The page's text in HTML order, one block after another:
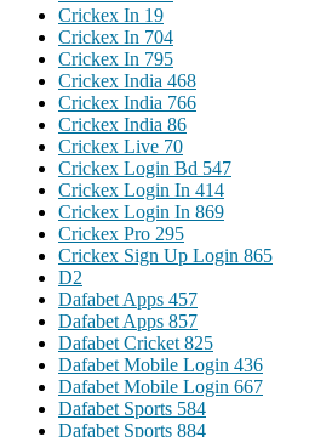
Crickex In 19
Crickex In 704
Crickex In 795
Crickex India 468
Crickex India 766
Crickex India 86
Crickex Live 70
Crickex Login Bd 547
Crickex Login In 414
Crickex Login In 869
Crickex Pro 295
Crickex Sign Up Login 865
D2
Dafabet Apps 457
Dafabet Apps 857
Dafabet Cricket 825
Dafabet Mobile Login 436
Dafabet Mobile Login 667
Dafabet Sports 584
Dafabet Sports 884